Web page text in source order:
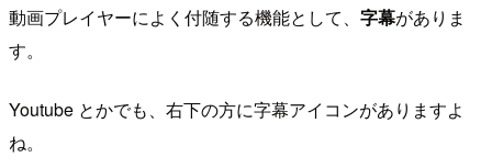
動画プレイヤーによく付随する機能として、 字幕がありま
す。
Youtube とかでも、右下の方に字幕アイコンがありますよ
ね。